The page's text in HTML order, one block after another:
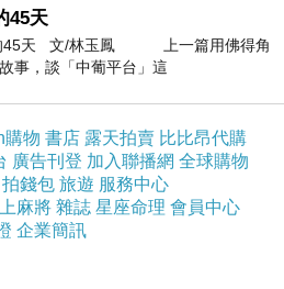
45天
45天 文/林玉鳳 上一篇用佛得角
事，談「中葡平台」這
購物 書店 露天拍賣 比比昂代購
廣告刊登 加入聯播網 全球購物
拍錢包 旅遊 服務中心
麻將 雜誌 星座命理 會員中心
企業簡訊